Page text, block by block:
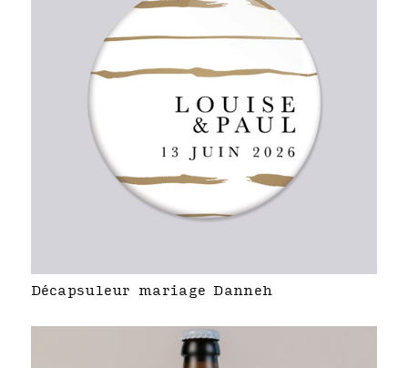
Décapsuleur mariage Danneh